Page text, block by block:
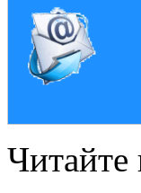
Читайте